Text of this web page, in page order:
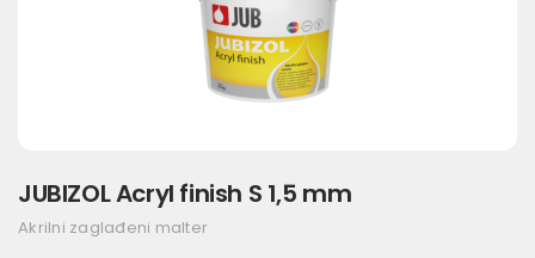
JUBIZOL Acryl finish S 1,5 mm
Akrilni zaglađeni malter